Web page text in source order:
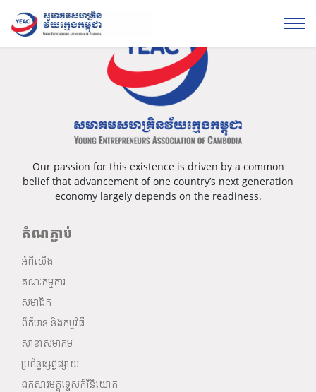
Our passion for this existence is driven by a common
belief that advancement of one country’s next generation
economy largely depends on the readiness.
តំណភ្ជាប់
អំពីយើង
គណៈកម្មការ
សមាជិក
ព័ត៌មាន និងកម្មវិធី
សាខាសមាគម
ប្រព័ន្ធផ្សព្វផ្សាយ
ឯកសារមគ្គុទ្ទេសក៍វិនិយោគ